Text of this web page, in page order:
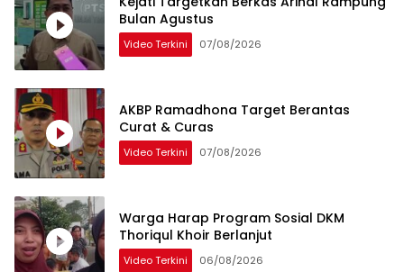
Bulan Agustus
Video Terkini 07/08/2026
AKBP Ramadhona Target Berantas
Curat & Curas
Video Terkini 07/08/2026
Warga Harap Program Sosial DKM
Thoriqul Khoir Berlanjut
Video Terkini 06/08/2026